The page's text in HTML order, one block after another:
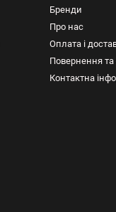
Бренди
Про нас
Оплата і
Повернення та
Контактна